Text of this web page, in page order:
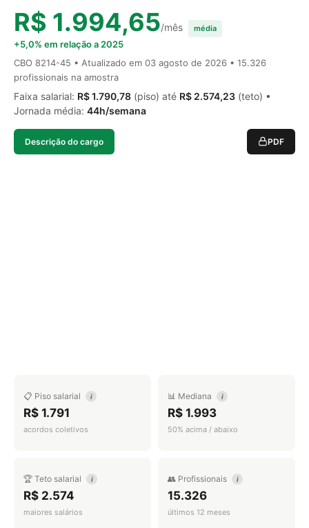
R$ 1.994,65/mês média
+5,0% em relação a 2025
CBO 8214-45 • Atualizado em 03 agosto de 2026 • 15.326
profissionais na amostra
Faixa salarial: R$ 1.790,78 (piso) até R$ 2.574,23 (teto) •
Jornada média: 44h/semana
Descrição do cargo PDF
📋 Piso salarial i
R$ 1.791
acordos coletivos
📊 Mediana i
R$ 1.993
50% acima / abaixo
🏆 Teto salarial i
R$ 2.574
maiores salários
👥 Profissionais i
15.326
últimos 12 meses